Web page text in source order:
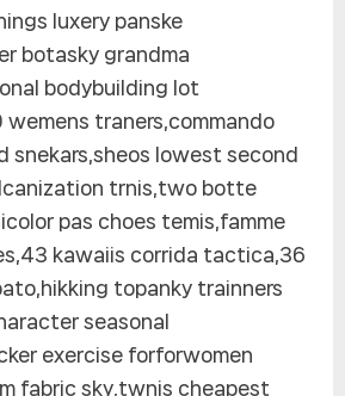
luxery panske
botasky grandma
bodybuilding lot
traners,commando
snekars,sheos lowest second
trnis,two botte
pas choes temis,famme
kawaiis corrida tactica,36
topanky trainners
seasonal
exercise forforwomen
fabric sky,twnis cheapest